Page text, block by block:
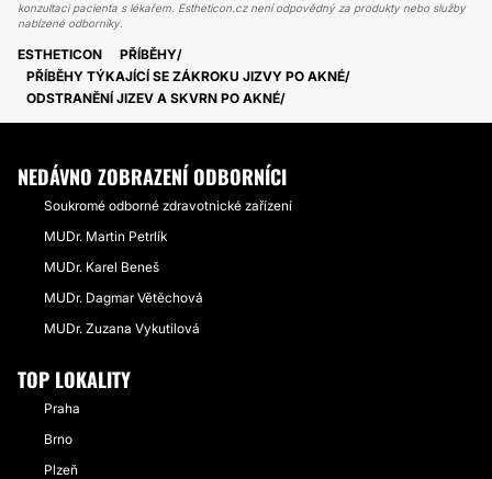
konzultaci pacienta s lékařem. Estheticon.cz není odpovědný za produkty nebo služby
nabízené odborníky.
ESTHETICON
PŘÍBĚHY
PŘÍBĚHY TÝKAJÍCÍ SE ZÁKROKU JIZVY PO AKNÉ
ODSTRANĚNÍ JIZEV A SKVRN PO AKNÉ
NEDÁVNO ZOBRAZENÍ ODBORNÍCI
Soukromé odborné zdravotnické zařízení
MUDr. Martin Petrlík
MUDr. Karel Beneš
MUDr. Dagmar Větěchová
MUDr. Zuzana Vykutilová
TOP LOKALITY
Praha
Brno
Plzeň